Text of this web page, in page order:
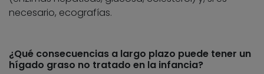
necesario, ecografías.
¿Qué consecuencias a largo plazo puede tener un
hígado graso no tratado en la infancia?